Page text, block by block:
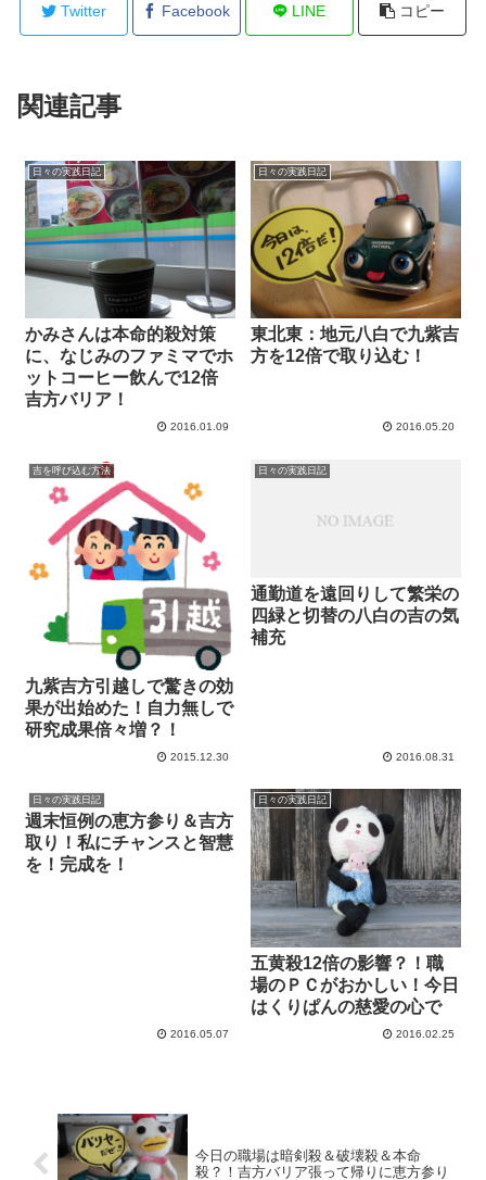
Twitter Facebook LINE コピー
関連記事
日々の実践日記
かみさんは本命的殺対策
に、なじみのファミマでホ
ットコーヒー飲んで12倍
吉方バリア！
2016.01.09
日々の実践日記
東北東：地元八白で九紫吉
方を12倍で取り込む！
2016.05.20
吉を呼び込む方法
九紫吉方引越しで驚きの効
果が出始めた！自力無しで
研究成果倍々増？！
2015.12.30
日々の実践日記
通勤道を遠回りして繁栄の
四緑と切替の八白の吉の気
補充
2016.08.31
日々の実践日記
週末恒例の恵方参り＆吉方
取り！私にチャンスと智慧
を！完成を！
2016.05.07
日々の実践日記
五黄殺12倍の影響？！職
場のＰＣがおかしい！今日
はくりぱんの慈愛の心で
2016.02.25
今日の職場は暗剣殺＆破壊殺＆本命
殺？！吉方バリア張って帰りに恵方参り